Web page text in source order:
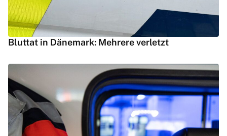
Bluttat in Dänemark: Mehrere verletzt